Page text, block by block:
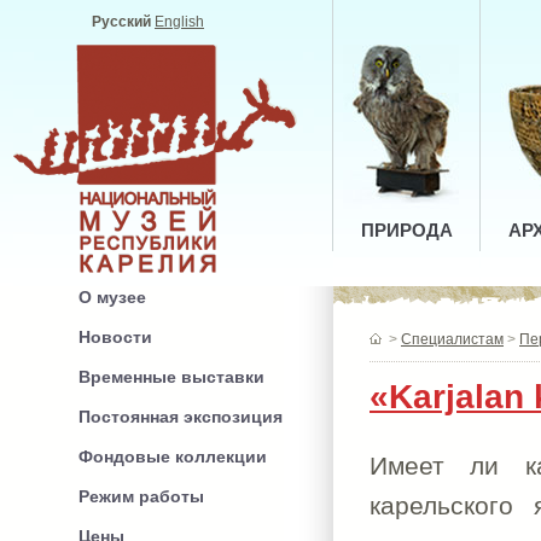
Русский English
ПРИРОДА
О музее
Новости
Временные выставки
Постоянная экспозиция
Фондовые коллекции
Режим работы
Цены
> Специалистам >
«Karjalan
Имеет ли